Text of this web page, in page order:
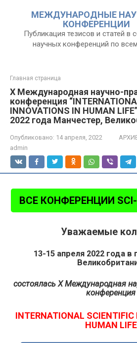
МЕЖДУНАРОДНЫЕ
КОНФЕРЕНЦИИ
Публикация тезисов и статей в
научных конференций по
Главная страница
X Международная научно-
конференция
INNOVATIONS IN HUMAN
2022 года Манчестер,
Опубликовано: 14 апреля, 2022
admin
ВСЕ КОНФЕРЕНЦИИ SCI-
Уважаемые
13-15 апреля 2022 года в
состоялась X Международная
конференция
INTERNATIONAL
HUMAN LIFE